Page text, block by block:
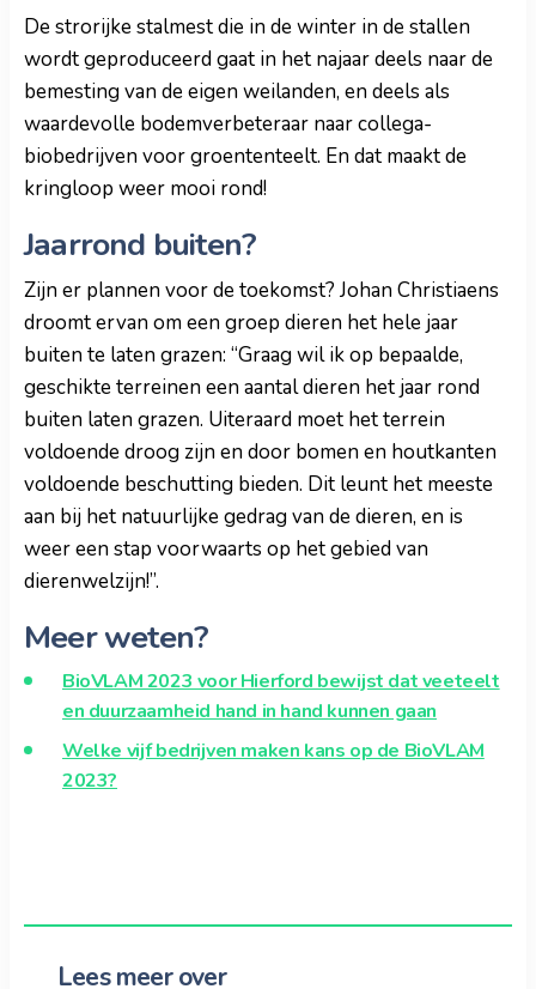
De strorijke stalmest die in de winter in de stallen
wordt geproduceerd gaat in het najaar deels naar de
bemesting van de eigen weilanden, en deels als
waardevolle bodemverbeteraar naar collega-
biobedrijven voor groententeelt. En dat maakt de
kringloop weer mooi rond!
Jaarrond buiten?
Zijn er plannen voor de toekomst? Johan Christiaens
droomt ervan om een groep dieren het hele jaar
buiten te laten grazen: “Graag wil ik op bepaalde,
geschikte terreinen een aantal dieren het jaar rond
buiten laten grazen. Uiteraard moet het terrein
voldoende droog zijn en door bomen en houtkanten
voldoende beschutting bieden. Dit leunt het meeste
aan bij het natuurlijke gedrag van de dieren, en is
weer een stap voorwaarts op het gebied van
dierenwelzijn!”.
Meer weten?
BioVLAM 2023 voor Hierford bewijst dat veeteelt
en duurzaamheid hand in hand kunnen gaan
Welke vijf bedrijven maken kans op de BioVLAM
2023?
Lees meer over